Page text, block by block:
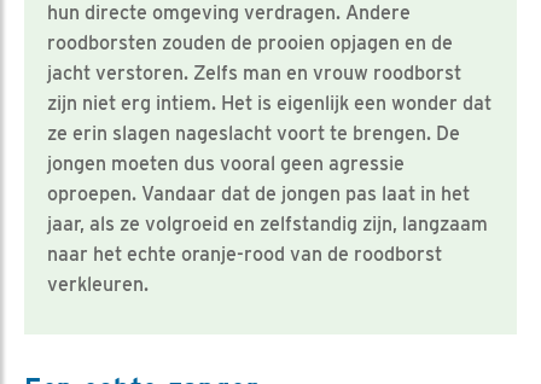
hun directe omgeving verdragen. Andere
roodborsten zouden de prooien opjagen en de
jacht verstoren. Zelfs man en vrouw roodborst
zijn niet erg intiem. Het is eigenlijk een wonder dat
ze erin slagen nageslacht voort te brengen. De
jongen moeten dus vooral geen agressie
oproepen. Vandaar dat de jongen pas laat in het
jaar, als ze volgroeid en zelfstandig zijn, langzaam
naar het echte oranje-rood van de roodborst
verkleuren.